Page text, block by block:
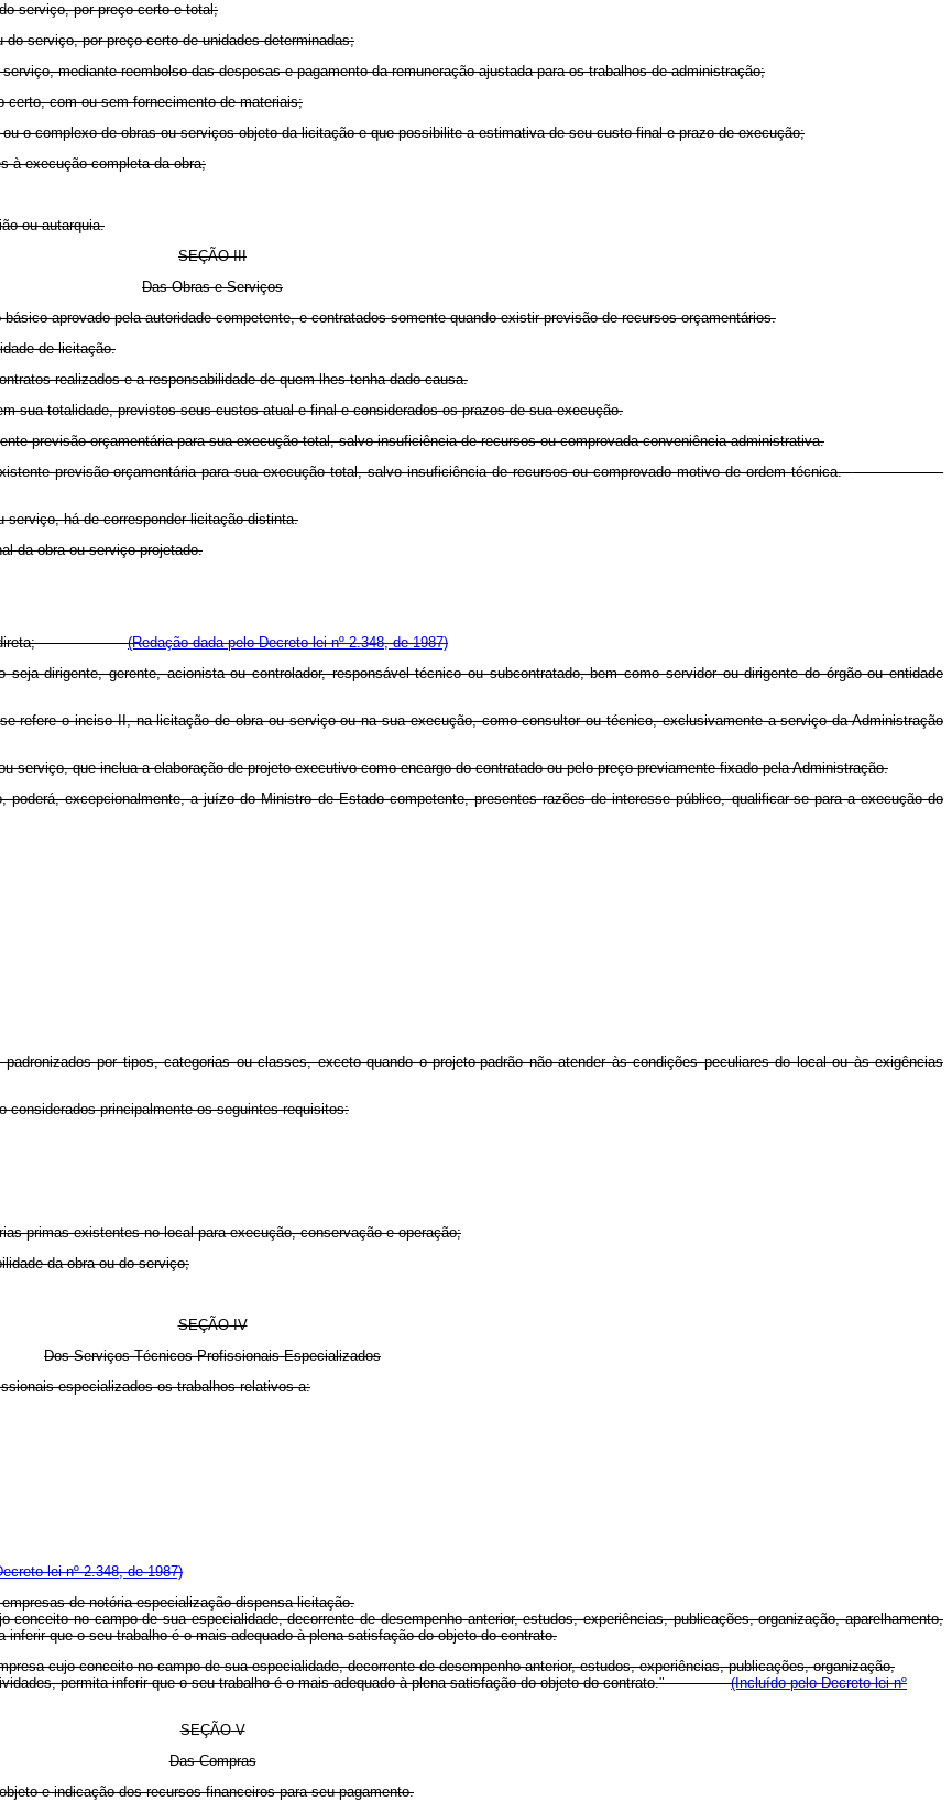
serviço, por preço certo e total;
serviço, por preço certo de unidades determinadas;
mediante reembolso das despesas e pagamento da remuneração ajustada para os trabalhos de administração;
com ou sem fornecimento de materiais;
o complexo de obras ou serviços objeto da licitação e que possibilite a estimativa de seu custo final e prazo de execução;
execução completa da obra;
ou autarquia.
SEÇÃOIII
Das Obras e Serviços
aprovado pela autoridade competente, e contratados somente quando existir previsão de recursos orçamentários.
de licitação.
realizados e a responsabilidade de quem lhes tenha dado causa.
sua totalidade, previstos seus custos atual e final e considerados os prazos de sua execução.
orçamentária para sua execução total, salvo insuficiência de recursos ou comprovada conveniência administrativa.
previsão orçamentária para sua execução total, salvo insuficiência de recursos ou comprovado motivo de ordem técnica.
há de corresponder licitação distinta.
da obra ou serviço projetado.
(Redação dada pelo Decreto-lei nº 2.348, de 1987)
gerente, acionista ou controlador, responsável técnico ou subcontratado, bem como servidor ou dirigente do órgão ou entidade
o inciso II, na licitação de obra ou serviço ou na sua execução, como consultor ou técnico, exclusivamente a serviço da Administração
que inclua a elaboração de projeto executivo como encargo do contratado ou pelo preço previamente fixado pela Administração.
excepcionalmente, a juízo do Ministro de Estado competente, presentes razões de interesse público, qualificar-se para a execução do
por tipos, categorias ou classes, exceto quando o projeto-padrão não atender às condições peculiares do local ou às exigências
principalmente os seguintes requisitos:
existentes no local para execução, conservação e operação;
da obra ou do serviço;
SEÇÃOIV
Dos Serviços Técnicos Profissionais Especializados
especializados os trabalhos relativos a:
lei nº 2.348, de 1987)
de notória especialização dispensa licitação.
no campo de sua especialidade, decorrente de desempenho anterior, estudos, experiências, publicações, organização, aparelhamento,
que o seu trabalho é o mais adequado à plena satisfação do objeto do contrato.
cujo conceito no campo de sua especialidade, decorrente de desempenho anterior, estudos, experiências, publicações, organização,
permita inferir que o seu trabalho é o mais adequado à plena satisfação do objeto do contrato."
(Incluído pelo Decreto-lei nº
SEÇÃOV
Das Compras
e indicação dos recursos financeiros para seu pagamento.